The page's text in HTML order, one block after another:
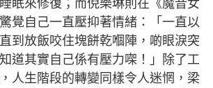
眠來修復；而倪樂琳則在《魔音女
覺自己一直壓抑著情緒：「一直以
到放飯咬住塊餅乾嗰陣，啲眼淚突
道其實自己係有壓力㗎！」除了工
人生階段的轉變同樣令人迷惘，梁